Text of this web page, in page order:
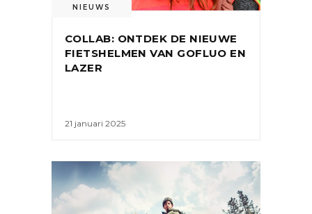
NIEUWS
COLLAB: ONTDEK DE NIEUWE
FIETSHELMEN VAN GOFLUO EN
LAZER
21 januari 2025